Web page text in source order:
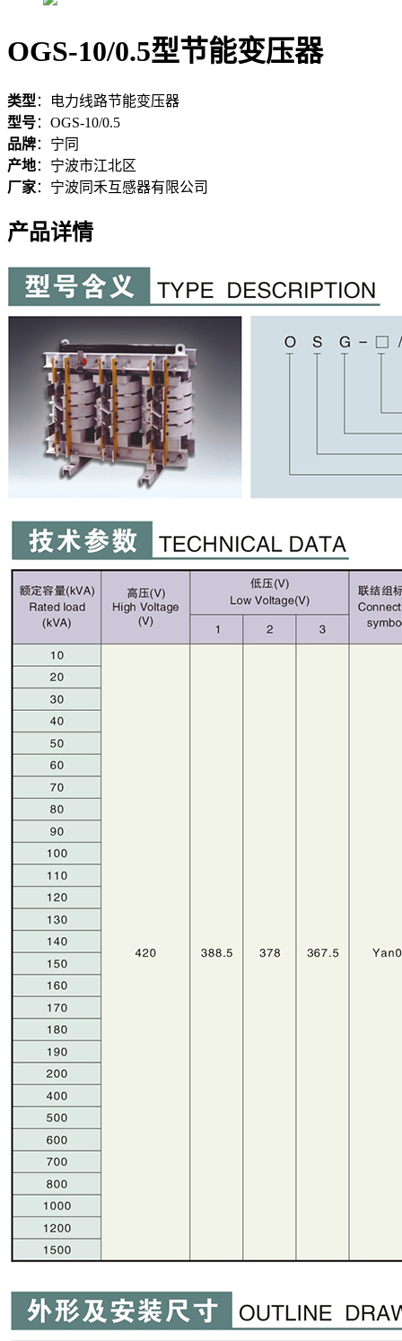
OGS-10/0.5型节能变压器
类型 ：
电力线路节能变压器
型号： OGS-10/0.5
品牌： 宁同
产地： 宁波市江北区
厂家： 宁波同禾互感器有限公司
产品详情